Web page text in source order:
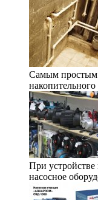
Самым простым
накопительного
При устройстве
насосное